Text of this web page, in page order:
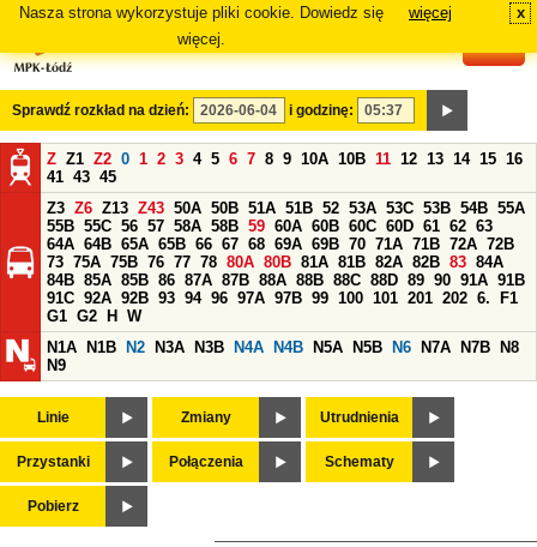
Nasza strona wykorzystuje pliki cookie. Dowiedz się
więcej.
więcej x
Sprawdź rozkład na dzień: i godzinę:
Z Z1 Z2 0 1 2 3 4 5 6 7 8 9 10A 10B 11 12 13 14 15 16
41 43 45
Z3 Z6 Z13 Z43 50A 50B 51A 51B 52 53A 53C 53B 54B 55A
55B 55C 56 57 58A 58B 59 60A 60B 60C 60D 61 62 63
64A 64B 65A 65B 66 67 68 69A 69B 70 71A 71B 72A 72B
73 75A 75B 76 77 78 80A 80B 81A 81B 82A 82B 83 84A
84B 85A 85B 86 87A 87B 88A 88B 88C 88D 89 90 91A 91B
91C 92A 92B 93 94 96 97A 97B 99 100 101 201 202 6.
F1
G1 G2 H
W
N1A
N1B N2 N3A N3B N4A N4B N5A N5B N6 N7A N7B
N8
N9
Linie Zmiany Utrudnienia
Przystanki Połączenia Schematy
Pobierz